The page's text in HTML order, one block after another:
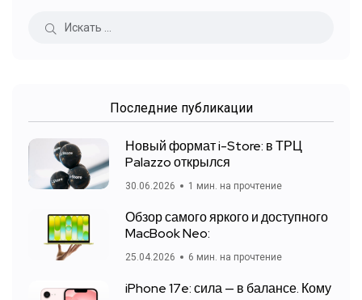
Последние публикации
Новый формат i-Store: в ТРЦ
Palazzo открылся
30.06.2026 1 мин. на прочтение
Обзор самого яркого и доступного
MacBook Neo:
25.04.2026 6 мин. на прочтение
iPhone 17e: сила — в балансе. Кому